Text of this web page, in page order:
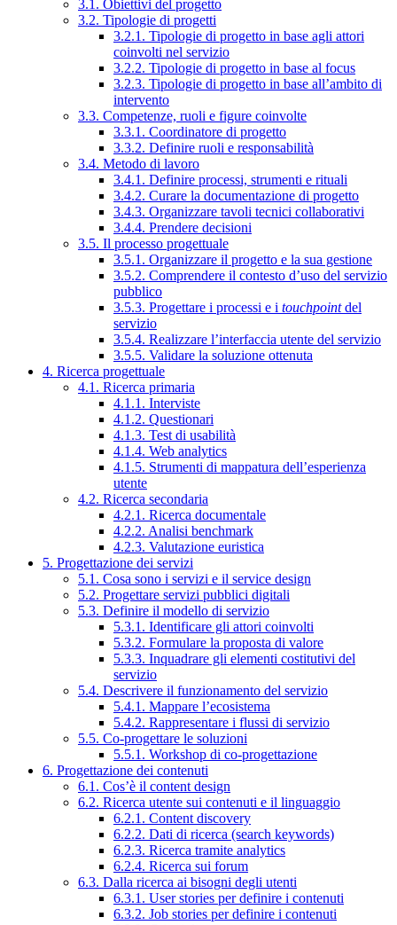
3.1. Obiettivi del progetto
3.2. Tipologie di progetti
3.2.1. Tipologie di progetto in base agli attori
coinvolti nel servizio
3.2.2. Tipologie di progetto in base al focus
3.2.3. Tipologie di progetto in base all’ambito di
intervento
3.3. Competenze, ruoli e figure coinvolte
3.3.1. Coordinatore di progetto
3.3.2. Definire ruoli e responsabilità
3.4. Metodo di lavoro
3.4.1. Definire processi, strumenti e rituali
3.4.2. Curare la documentazione di progetto
3.4.3. Organizzare tavoli tecnici collaborativi
3.4.4. Prendere decisioni
3.5. Il processo progettuale
3.5.1. Organizzare il progetto e la sua gestione
3.5.2. Comprendere il contesto d’uso del servizio
pubblico
3.5.3. Progettare i processi e i touchpointdel
servizio
3.5.4. Realizzare l’interfaccia utente del servizio
3.5.5. Validare la soluzione ottenuta
4. Ricerca progettuale
4.1. Ricerca primaria
4.1.1. Interviste
4.1.2. Questionari
4.1.3. Test di usabilità
4.1.4. Web analytics
4.1.5. Strumenti di mappatura dell’esperienza
utente
4.2. Ricerca secondaria
4.2.1. Ricerca documentale
4.2.2. Analisi benchmark
4.2.3. Valutazione euristica
5. Progettazione dei servizi
5.1. Cosa sono i servizi e il service design
5.2. Progettare servizi pubblici digitali
5.3. Definire il modello di servizio
5.3.1. Identificare gli attori coinvolti
5.3.2. Formulare la proposta di valore
5.3.3. Inquadrare gli elementi costitutivi del
servizio
5.4. Descrivere il funzionamento del servizio
5.4.1. Mappare l’ecosistema
5.4.2. Rappresentare i flussi di servizio
5.5. Co-progettare le soluzioni
5.5.1. Workshop di co-progettazione
6. Progettazione dei contenuti
6.1. Cos’è il content design
6.2. Ricerca utente sui contenuti e il linguaggio
6.2.1. Content discovery
6.2.2. Dati di ricerca (search keywords)
6.2.3. Ricerca tramite analytics
6.2.4. Ricerca sui forum
6.3. Dalla ricerca ai bisogni degli utenti
6.3.1. User stories per definire i contenuti
6.3.2. Job stories per definire i contenuti